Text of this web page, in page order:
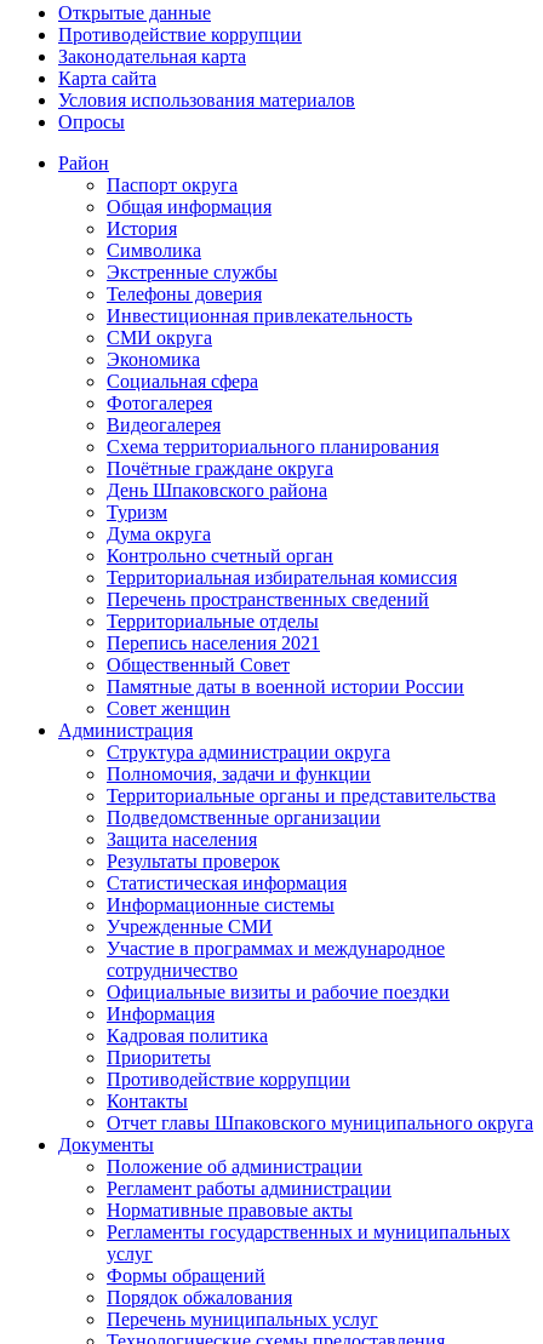
Открытые данные
Противодействие коррупции
Законодательная карта
Карта сайта
Условия использования материалов
Опросы
Район
Паспорт округа
Общая информация
История
Символика
Экстренные службы
Телефоны доверия
Инвестиционная привлекательность
СМИ округа
Экономика
Социальная сфера
Фотогалерея
Видеогалерея
Схема территориального планирования
Почётные граждане округа
День Шпаковского района
Туризм
Дума округа
Контрольно счетный орган
Территориальная избирательная комиссия
Перечень пространственных сведений
Территориальные отделы
Перепись населения 2021
Общественный Совет
Памятные даты в военной истории России
Совет женщин
Администрация
Структура администрации округа
Полномочия, задачи и функции
Территориальные органы и представительства
Подведомственные организации
Защита населения
Результаты проверок
Статистическая информация
Информационные системы
Учрежденные СМИ
Участие в программах и международное
сотрудничество
Официальные визиты и рабочие поездки
Информация
Кадровая политика
Приоритеты
Противодействие коррупции
Контакты
Отчет главы Шпаковского муниципального округа
Документы
Положение об администрации
Регламент работы администрации
Нормативные правовые акты
Регламенты государственных и муниципальных
услуг
Формы обращений
Порядок обжалования
Перечень муниципальных услуг